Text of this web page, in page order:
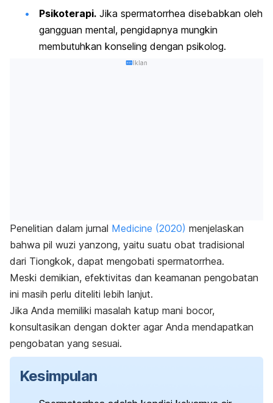
Psikoterapi. Jika spermatorrhea disebabkan oleh
gangguan mental, pengidapnya mungkin
membutuhkan konseling dengan psikolog.
Iklan
Penelitian dalam jurnal Medicine (2020) menjelaskan
bahwa pil wuzi yanzong, yaitu suatu obat tradisional
dari Tiongkok, dapat mengobati spermatorrhea.
Meski demikian, efektivitas dan keamanan pengobatan
ini masih perlu diteliti lebih lanjut.
Jika Anda memiliki masalah katup mani bocor,
konsultasikan dengan dokter agar Anda mendapatkan
pengobatan yang sesuai.
Kesimpulan